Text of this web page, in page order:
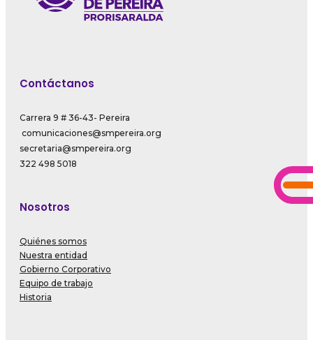
Contáctanos
Carrera 9 # 36-43- Pereira
comunicaciones@smpereira.org
secretaria@smpereira.org
322 498 5018
Nosotros
Quiénes somos
Nuestra entidad
Gobierno Corporativo
Equipo de trabajo
Historia